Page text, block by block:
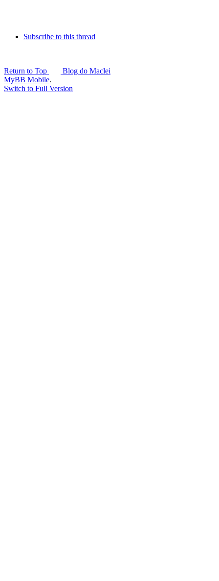
Subscribe to this thread
Return to Top
Blog do Maclei
MyBB Mobile.
Switch to Full Version